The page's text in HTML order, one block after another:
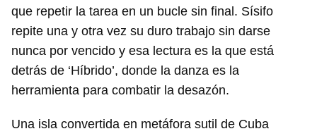
iniciar sesión con tu cuenta de 14ymedio.
que repetir la tarea en un bucle sin final. Sísifo
repite una y otra vez su duro trabajo sin darse
nunca por vencido y esa lectura es la que está
detrás de ‘Híbrido’, donde la danza es la
herramienta para combatir la desazón.
Una isla convertida en metáfora sutil de Cuba